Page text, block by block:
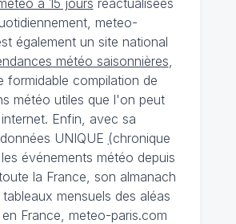
meteo-
également un site national
météo saisonnières
formidable compilation de
météo utiles que l'on peut
Enfin, avec sa
UNIQUE (chronique
événements météo depuis
la France, son almanach
mensuels des aléas
France, meteo-paris.com